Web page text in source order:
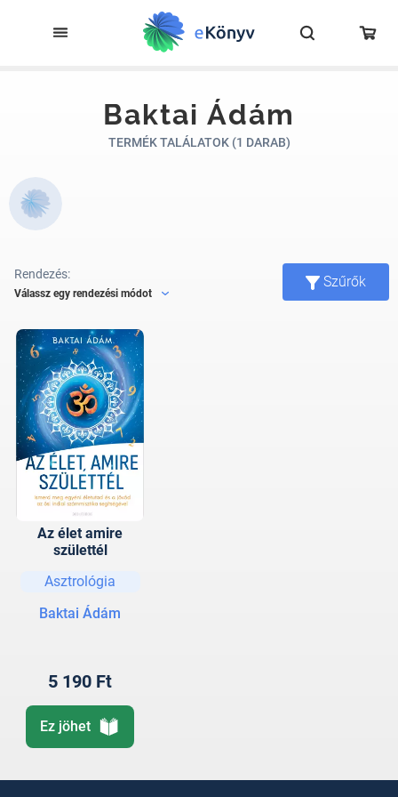
Baktai Ádám
TERMÉK TALÁLATOK (1 DARAB)
Rendezés:
Válassz egy rendezési módot
Szűrők
Az élet amire
születtél
Asztrológia
Baktai Ádám
5 190 Ft
Ez jöhet